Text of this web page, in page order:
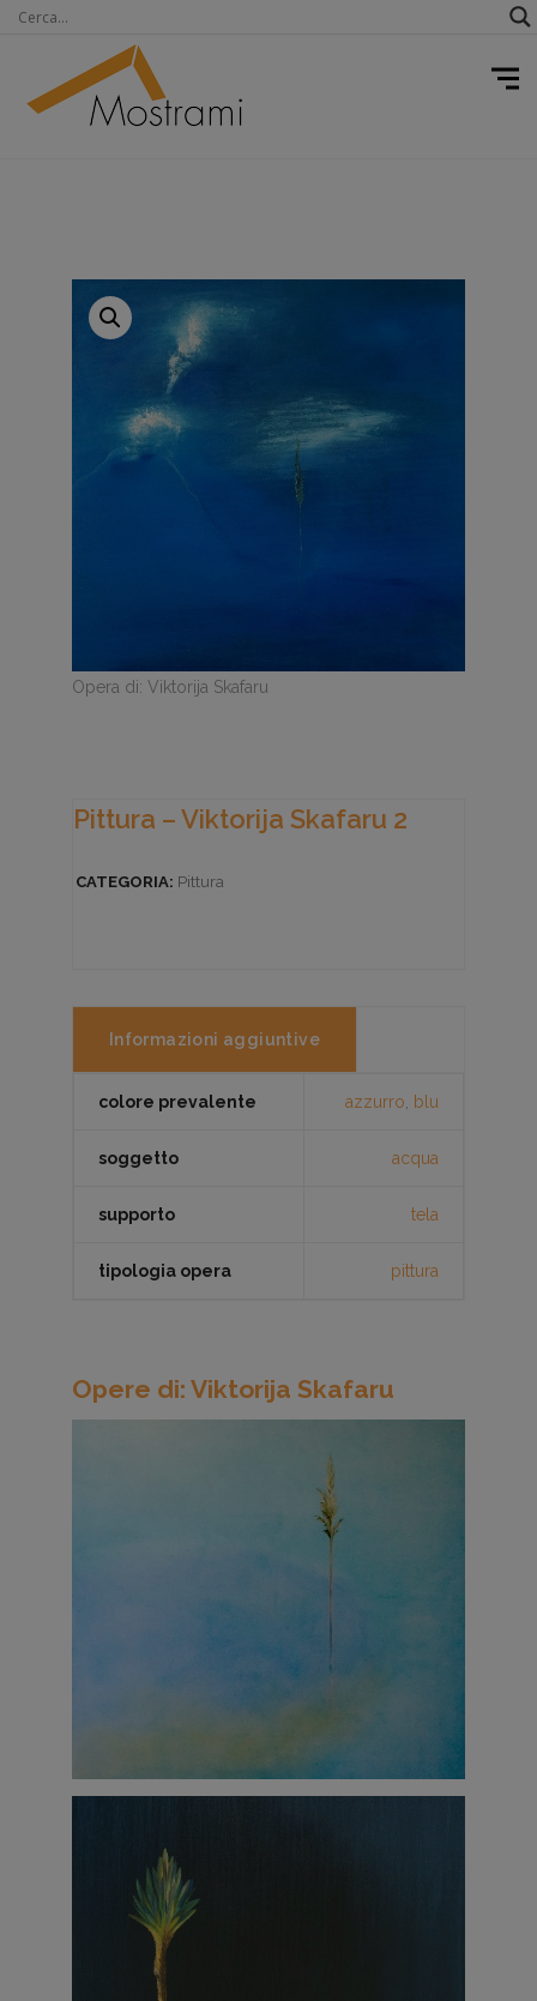
Opera di: Viktorija Skafaru
Pittura – Viktorija Skafaru 2
CATEGORIA: Pittura
Informazioni aggiuntive
colore prevalente azzurro, blu
soggetto acqua
supporto tela
tipologia opera pittura
Opere di: Viktorija Skafaru